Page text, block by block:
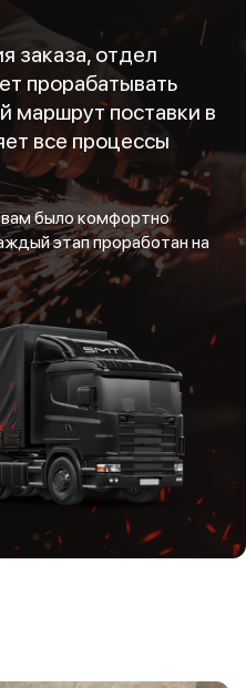
заказа, отдел
прорабатывать
маршрут поставки в
все процессы
было комфортно
этап проработан на